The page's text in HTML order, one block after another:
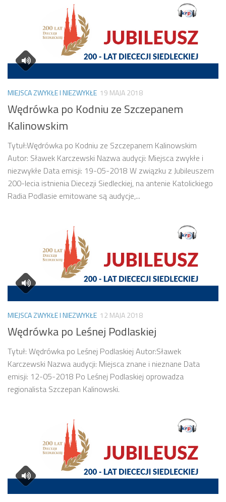
MIEJSCA ZWYKŁE I NIEZWYKŁE 19 MAJA 2018
Wędrówka po Kodniu ze Szczepanem
Kalinowskim
Tytuł:Wędrówka po Kodniu ze Szczepanem Kalinowskim
Autor: Sławek Karczewski Nazwa audycji: Miejsca zwykłe i
niezwykłe Data emisji: 19-05-2018 W związku z Jubileuszem
200-lecia istnienia Diecezji Siedleckiej, na antenie Katolickiego
Radia Podlasie emitowane są audycje,...
MIEJSCA ZWYKŁE I NIEZWYKŁE 12 MAJA 2018
Wędrówka po Leśnej Podlaskiej
Tytuł: Wędrówka po Leśnej Podlaskiej Autor:Sławek
Karczewski Nazwa audycji: Miejsca znane i nieznane Data
emisji: 12-05-2018 Po Leśnej Podlaskiej oprowadza
regionalista Szczepan Kalinowski.